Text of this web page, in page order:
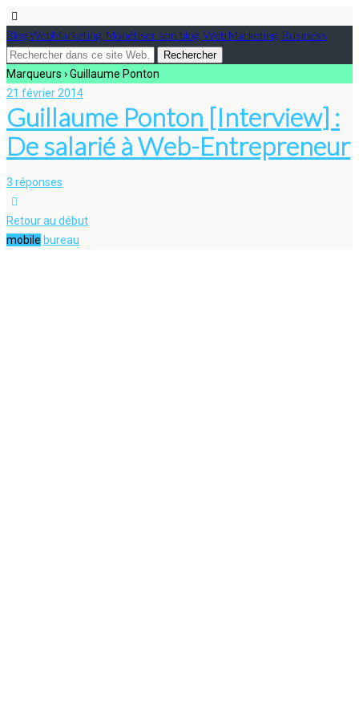
Blog WebMarketing, Monétiser son blog, Web Marketing, Business
Marqueurs › Guillaume Ponton
21 février 2014
Guillaume Ponton [Interview] :
De salarié à Web-Entrepreneur
3 réponses
Retour au début
mobile bureau